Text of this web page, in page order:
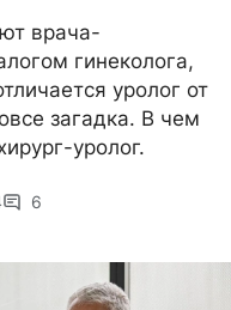
врача-
гинеколога,
уролог от
загадка. В чем
уролог.
6